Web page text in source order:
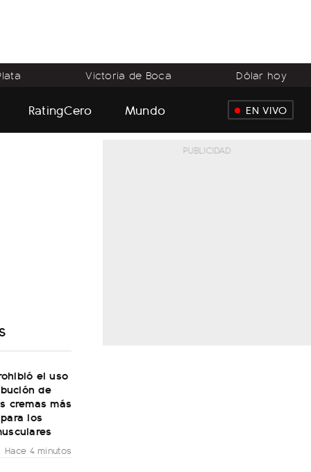
Victoria de Boca Dólar hoy
RatingCero Mundo EN VIVO
el uso
de
cremas más
los
Hace 4 minutos